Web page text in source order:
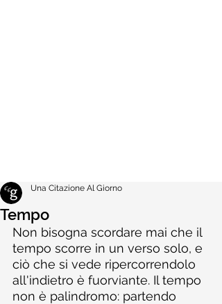
Tempo
Una Citazione Al Giorno
Non bisogna scordare mai che il
tempo scorre in un verso solo, e
ciò che si vede ripercorrendolo
all'indietro è fuorviante. Il tempo
non è palindromo: partendo